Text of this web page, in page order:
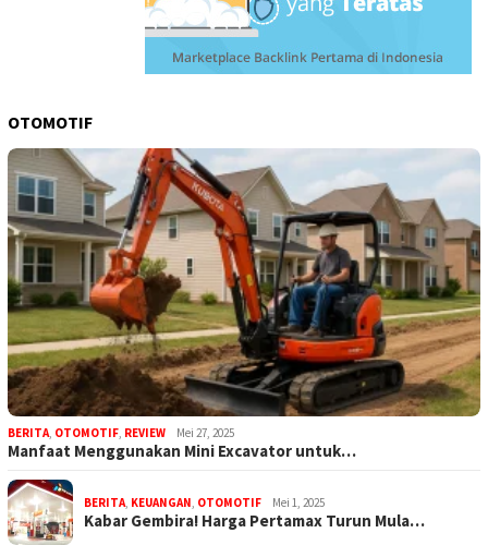
OTOMOTIF
BERITA, OTOMOTIF, REVIEW Mei 27, 2025
Manfaat Menggunakan Mini Excavator untuk…
BERITA, KEUANGAN, OTOMOTIF Mei 1, 2025
Kabar Gembira! Harga Pertamax Turun Mula…